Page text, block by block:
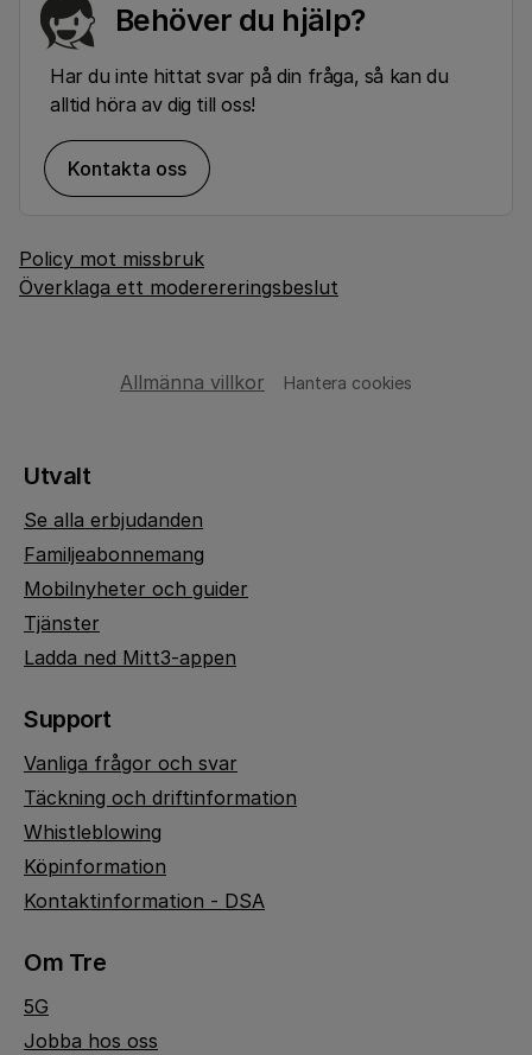
Behöver du hjälp?
Har du inte hittat svar på din fråga, så kan du
alltid höra av dig till oss!
Kontakta oss
Policy mot missbruk
Överklaga ett moderereringsbeslut
Allmänna villkor Hantera cookies
Utvalt
Se alla erbjudanden
Familjeabonnemang
Mobilnyheter och guider
Tjänster
Ladda ned Mitt3-appen
Support
Vanliga frågor och svar
Täckning och driftinformation
Whistleblowing
Köpinformation
Kontaktinformation - DSA
Om Tre
5G
Jobba hos oss